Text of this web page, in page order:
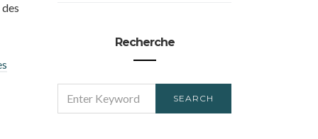
Recherche
FOR:
SEARCH